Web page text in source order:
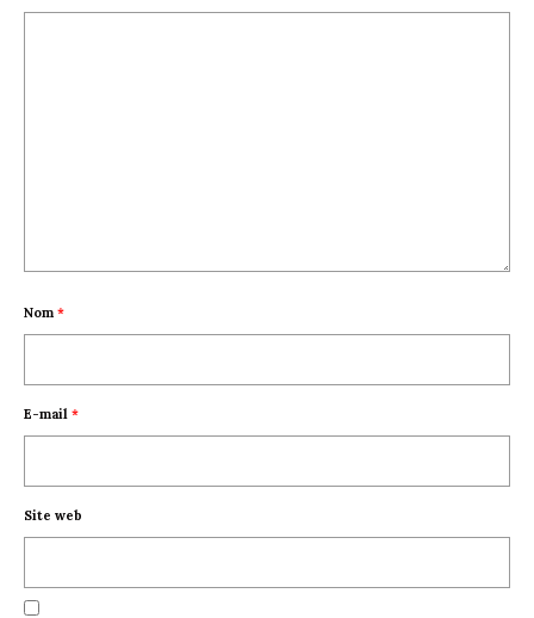
Nom *
E-mail *
Site web